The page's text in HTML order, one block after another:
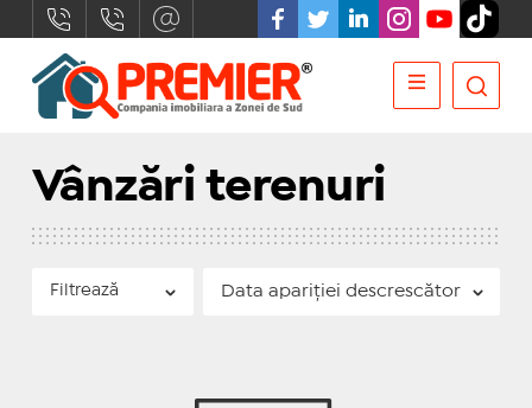
Vânzări terenuri
Filtrează